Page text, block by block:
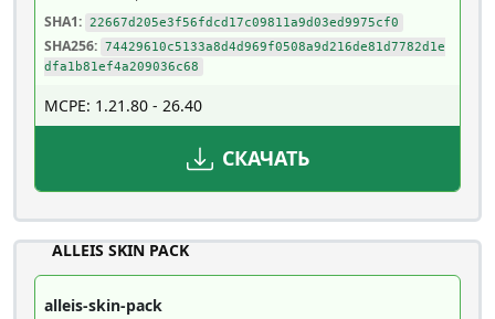
SHA1: 22667d205e3f56fdcd17c09811a9d03ed9975cf0
SHA256: 74429610c5133a8d4d969f0508a9d216de81d7782d1e
dfa1b81ef4a209036c68
MCPE: 1.21.80 - 26.40
СКАЧАТЬ
ALLEIS SKIN PACK
alleis-skin-pack